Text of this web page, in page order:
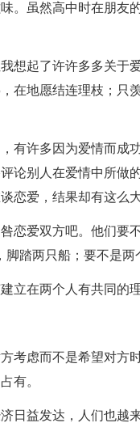
。虽然高中时在朋友
想起了许许多多关于
在地愿结连理枝；只
有许多因为爱情而成
论别人在爱情中所做
恋爱，结果却有这么大
恋爱双方吧。他们要
踏两只船；要不是两
立在两个人有共同的
考虑而不是希望对方
有。
日益发达，人们也越